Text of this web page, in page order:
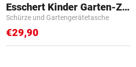
Esschert Kinder Garten-Zubehör
Schürze und Gartengerätetasche
€29,90